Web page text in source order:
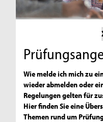
Wie melde ich mich zu
wieder abmelden oder
Regelungen gelten für
Hier finden Sie eine
Themen rund um